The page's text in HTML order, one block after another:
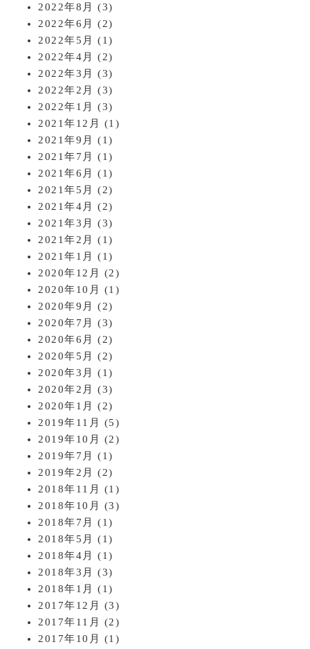
2022年8月
(3)
2022年6月
(2)
2022年5月
(1)
2022年4月
(2)
2022年3月
(3)
2022年2月
(3)
2022年1月
(3)
2021年12月
(1)
2021年9月
(1)
2021年7月
(1)
2021年6月
(1)
2021年5月
(2)
2021年4月
(2)
2021年3月
(3)
2021年2月
(1)
2021年1月
(1)
2020年12月
(2)
2020年10月
(1)
2020年9月
(2)
2020年7月
(3)
2020年6月
(2)
2020年5月
(2)
2020年3月
(1)
2020年2月
(3)
2020年1月
(2)
2019年11月
(5)
2019年10月
(2)
2019年7月
(1)
2019年2月
(2)
2018年11月
(1)
2018年10月
(3)
2018年7月
(1)
2018年5月
(1)
2018年4月
(1)
2018年3月
(3)
2018年1月
(1)
2017年12月
(3)
2017年11月
(2)
2017年10月
(1)